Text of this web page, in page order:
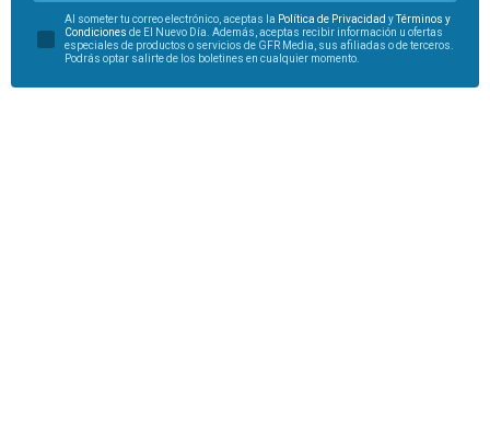
Al someter tu correo electrónico, aceptas la Política de Privacidad yTérminos y
Condiciones de El Nuevo Día. Además, aceptas recibir información u ofertas
especiales de productos o servicios de GFR Media, sus afiliadas o de terceros.
Podrás optar salirte de los boletines en cualquier momento.